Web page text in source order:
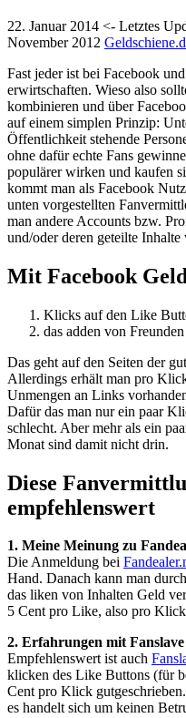
22. Januar 2014 <- Letztes
November 2012
Fast jeder ist bei Facebook
erwirtschaften. Wieso also
kombinieren und über
auf einem simplen Prinzip:
Öffentlichkeit stehende
ohne dafür echte Fans
populärer wirken und kaufen
kommt man als Facebook
unten vorgestellten
man andere Accounts bzw.
und/oder deren geteilte
Mit Facebook
Klicks auf den Like
das adden von Freunden
Das geht auf den Seiten der
Allerdings erhält man pro
Unmengen an Links
Dafür das man nur ein paar
schlecht. Aber mehr als ein
Monat sind damit nicht drin.
Diese
empfehlenswert
1. Meine Meinung zu
Die Anmeldung bei
Hand. Danach kann man
das liken von Inhalten Geld
5 Cent pro Like, also pro
2. Erfahrungen mit
Empfehlenswert ist auch
klicken des Like Buttons (für
Cent pro Klick
es handelt sich um keinen